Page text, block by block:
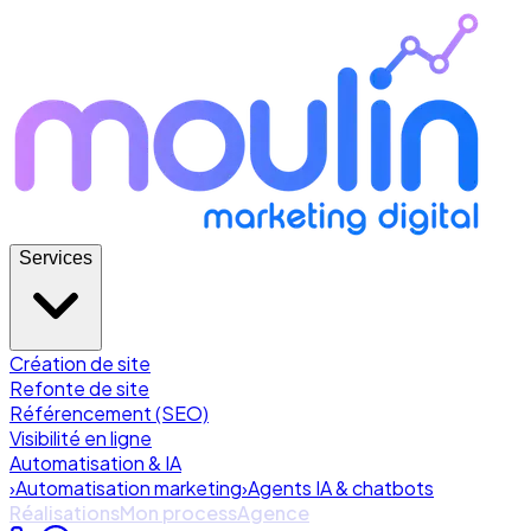
Services
Création de site
Refonte de site
Référencement (SEO)
Visibilité en ligne
Automatisation & IA
›Automatisation marketing›Agents IA & chatbots
RéalisationsMon processAgence